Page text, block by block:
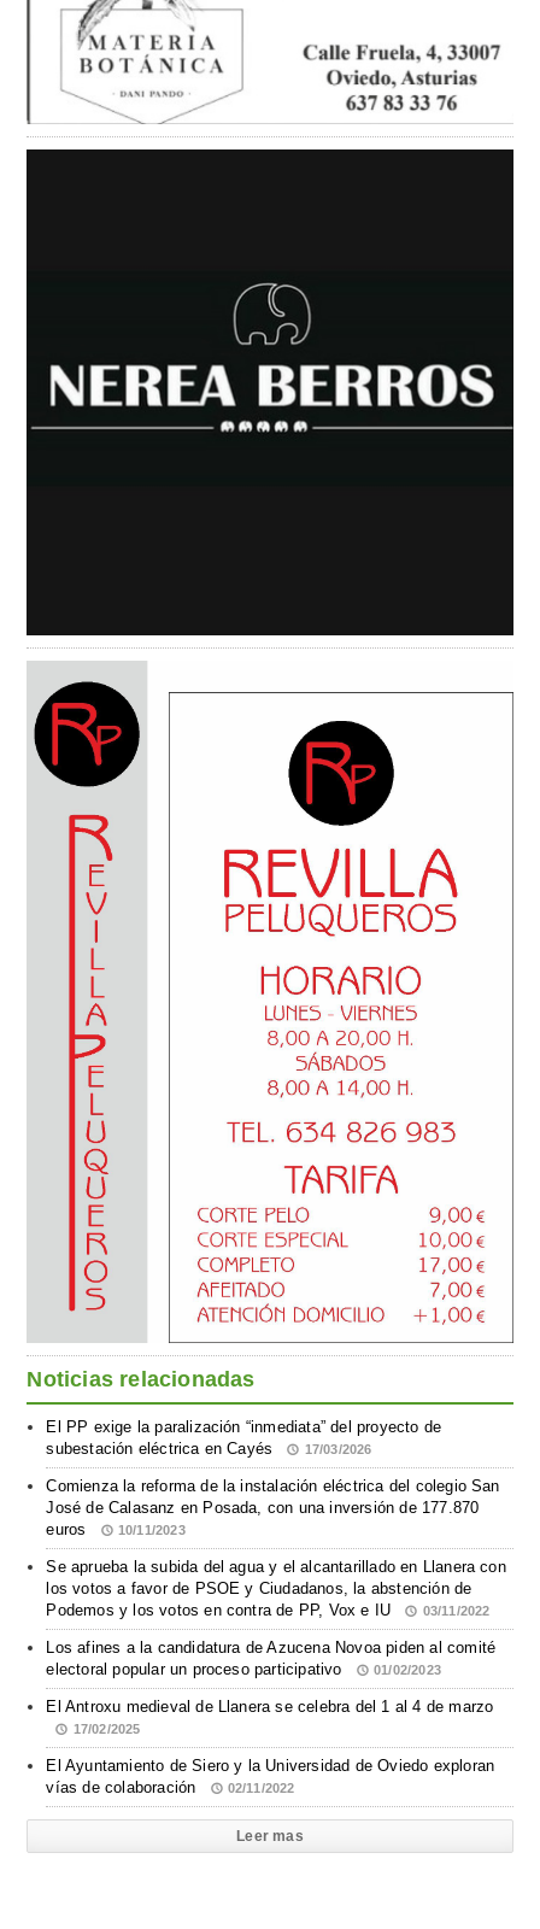
Noticias relacionadas
El PP exige la paralización “inmediata” del proyecto de
subestación eléctrica en Cayés
17/03/2026
Comienza la reforma de la instalación eléctrica del colegio San
José de Calasanz en Posada, con una inversión de 177.870
euros
10/11/2023
Se aprueba la subida del agua y el alcantarillado en Llanera con
los votos a favor de PSOE y Ciudadanos, la abstención de
Podemos y los votos en contra de PP, Vox e IU
03/11/2022
Los afines a la candidatura de Azucena Novoa piden al comité
electoral popular un proceso participativo
01/02/2023
El Antroxu medieval de Llanera se celebra del 1 al 4 de marzo
17/02/2025
El Ayuntamiento de Siero y la Universidad de Oviedo exploran
vías de colaboración
02/11/2022
Leer mas